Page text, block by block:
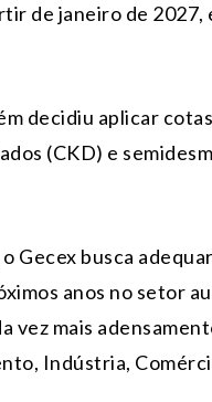
de janeiro de 2027,
decidiu aplicar
(CKD) e
Gecex busca
anos no setor
vez mais
Indústria,